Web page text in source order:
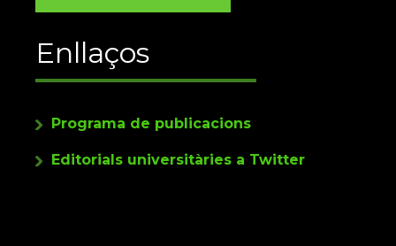
Enllaços
Programa de publicacions
Editorials universitàries a Twitter